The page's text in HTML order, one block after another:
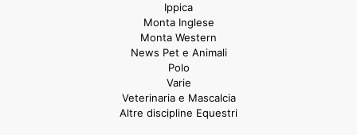
Ippica
Monta Inglese
Monta Western
News Pet e Animali
Polo
Varie
Veterinaria e Mascalcia
Altre discipline Equestri